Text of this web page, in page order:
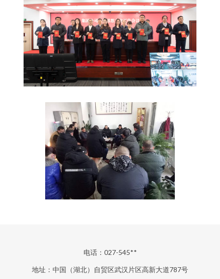
电话：027-545**
地址：中国（湖北）自贸区武汉片区高新大道787号